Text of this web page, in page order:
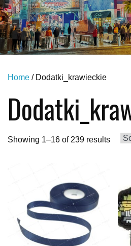
Home / Dodatki_krawieckie
Showing 1–16 of 239 results